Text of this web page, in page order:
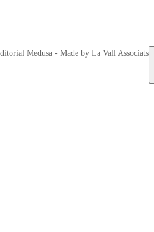
Medusa - Made by La Vall Associats